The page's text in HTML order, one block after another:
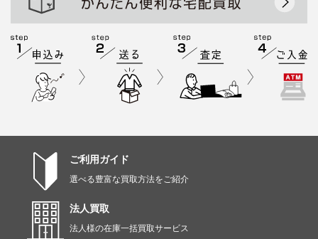
ご利用ガイド
選べる豊富な買取方法をご紹介
法人買取
法人様の在庫一括買取サービス